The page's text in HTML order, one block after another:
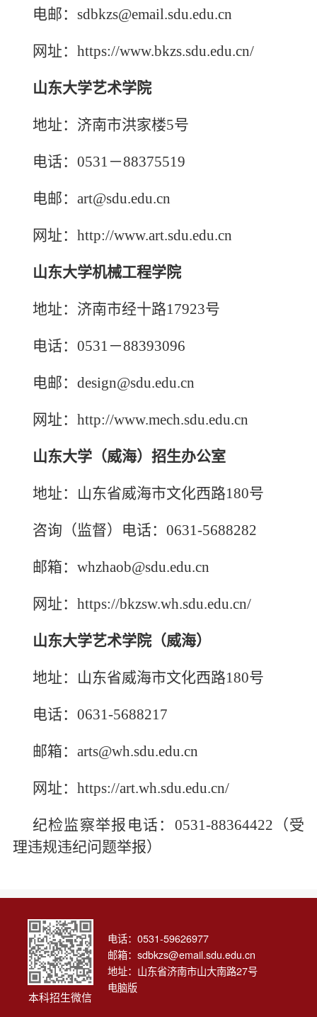
电邮：sdbkzs@email.sdu.edu.cn
网址：https://www.bkzs.sdu.edu.cn/
山东大学艺术学院
地址：济南市洪家楼5号
电话：0531－88375519
电邮：art@sdu.edu.cn
网址：http://www.art.sdu.edu.cn
山东大学机械工程学院
地址：济南市经十路17923号
电话：0531－88393096
电邮：design@sdu.edu.cn
网址： http://www.mech.sdu.edu.cn
山东大学（威海）招生办公室
地址：山东省威海市文化西路180号
咨询（监督）电话：0631-5688282
邮箱：whzhaob@sdu.edu.cn
网址：https://bkzsw.wh.sdu.edu.cn/
山东大学艺术学院（威海）
地址：山东省威海市文化西路180号
电话：0631-5688217
邮箱：arts@wh.sdu.edu.cn
网址：https://art.wh.sdu.edu.cn/
纪检监察举报电话：0531-88364422（受
理违规违纪问题举报）
本科招生微信
电话：0531-59626977
邮箱：sdbkzs@email.sdu.edu.cn
地址：山东省济南市山大南路27号
电脑版